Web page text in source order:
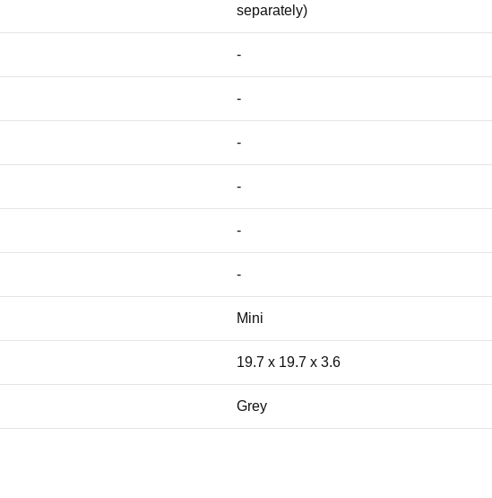
separately)
-
-
-
-
-
-
Mini
19.7 x 19.7 x 3.6
Grey